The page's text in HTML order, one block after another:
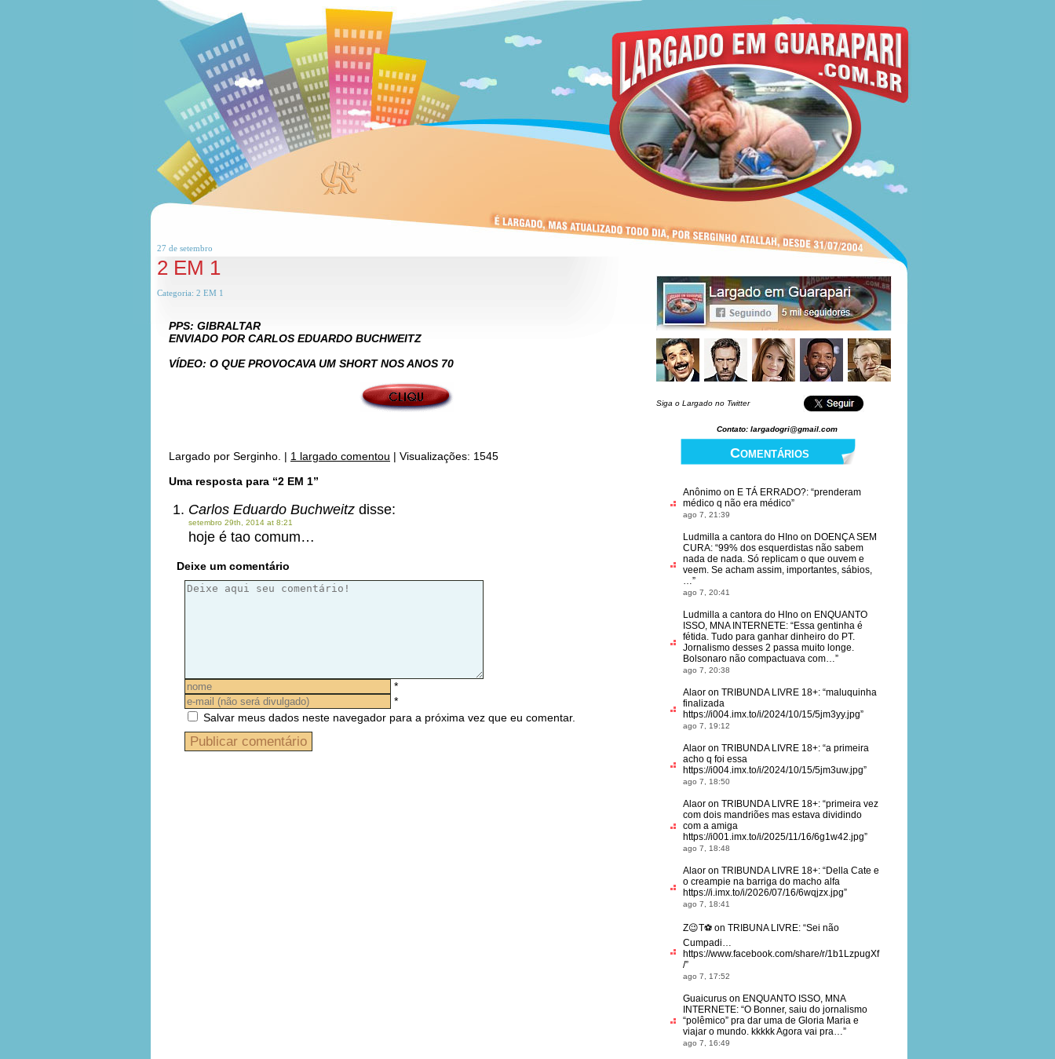
27 de setembro
2 EM 1
Categoria: 2 EM 1
PPS: GIBRALTAR
ENVIADO POR CARLOS EDUARDO BUCHWEITZ
VÍDEO: O QUE PROVOCAVA UM SHORT NOS ANOS 70
Largado por Serginho. | 1 largado comentou | Visualizações: 1545
Uma resposta para “2 EM 1”
Carlos Eduardo Buchweitz disse:
setembro 29th, 2014 at 8:21
hoje é tao comum…
Deixe um comentário
*
*
Salvar meus dados neste navegador para a próxima vez que eu comentar.
Siga o Largado no Twitter
Contato: largadogri@gmail.com
Comentários
Anônimo on E TÁ ERRADO?: “prenderam
médico q não era médico”
ago 7, 21:39
Ludmilla a cantora do HIno on DOENÇA SEM
CURA: “99% dos esquerdistas não sabem
nada de nada. Só replicam o que ouvem e
veem. Se acham assim, importantes, sábios,
…”
ago 7, 20:41
Ludmilla a cantora do HIno on ENQUANTO
ISSO, MNA INTERNETE: “Essa gentinha é
fétida. Tudo para ganhar dinheiro do PT.
Jornalismo desses 2 passa muito longe.
Bolsonaro não compactuava com…”
ago 7, 20:38
Alaor on TRIBUNDA LIVRE 18+: “maluquinha
finalizada
https://i004.imx.to/i/2024/10/15/5jm3yy.jpg”
ago 7, 19:12
Alaor on TRIBUNDA LIVRE 18+: “a primeira
acho q foi essa
https://i004.imx.to/i/2024/10/15/5jm3uw.jpg”
ago 7, 18:50
Alaor on TRIBUNDA LIVRE 18+: “primeira vez
com dois mandriões mas estava dividindo
com a amiga
https://i001.imx.to/i/2025/11/16/6g1w42.jpg”
ago 7, 18:48
Alaor on TRIBUNDA LIVRE 18+: “Della Cate e
o creampie na barriga do macho alfa
https://i.imx.to/i/2026/07/16/6wqjzx.jpg”
ago 7, 18:41
Z😉T⚽ on TRIBUNA LIVRE: “Sei não
Cumpadi…
https://www.facebook.com/share/r/1b1LzpugXf
/”
ago 7, 17:52
Guaicurus on ENQUANTO ISSO, MNA
INTERNETE: “O Bonner, saiu do jornalismo
“polêmico” pra dar uma de Gloria Maria e
viajar o mundo. kkkkk Agora vai pra…”
ago 7, 16:49